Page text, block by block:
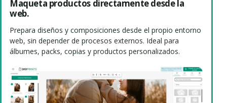
Maqueta productos directamente desde la
web.
Prepara diseños y composiciones desde el propio entorno
web, sin depender de procesos externos. Ideal para
álbumes, packs, copias y productos personalizados.